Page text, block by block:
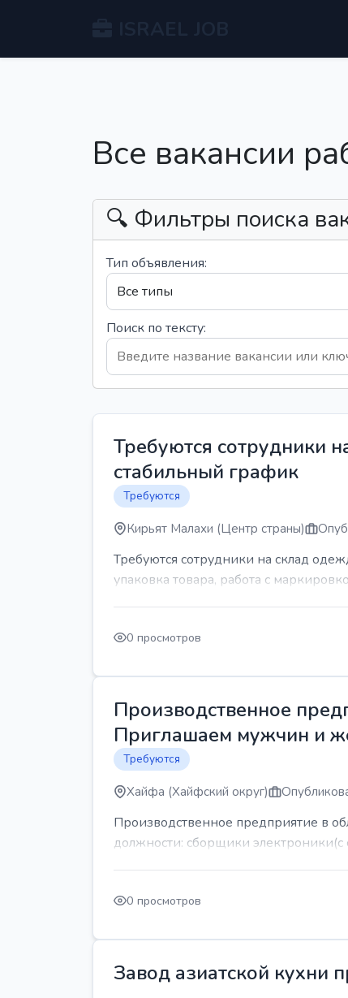
Все вакансии
🔍 Фильтры поиска
Тип объявления:
Поиск по тексту:
Требуются сотрудники
стабильный график
Требуются
Кирьят Малахи (Центр страны)
Требуются сотрудники на склад
упаковка товара, работа с
0 просмотров
Производственное
Приглашаем мужчин и
Требуются
Хайфа (Хайфский округ)
Производственное предприятие в
должности: сборщики
0 просмотров
Завод азиатской кухни